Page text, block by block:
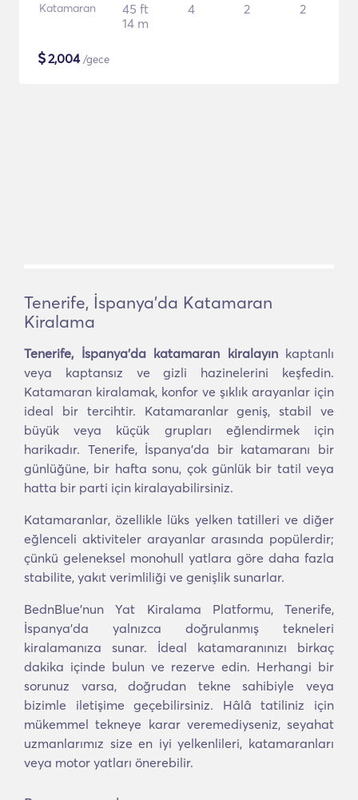
Katamaran
45 ft
14 m
4 2 2
$2,004/gece
Tenerife, İspanya'da Katamaran
Kiralama
Tenerife, İspanya'da katamaran kiralayınkaptanlı
veya kaptansız ve gizli hazinelerini keşfedin.
Katamaran kiralamak, konfor ve şıklık arayanlar için
ideal bir tercihtir. Katamaranlar geniş, stabil ve
büyük veya küçük grupları eğlendirmek için
harikadır. Tenerife, İspanya'da bir katamaranı bir
günlüğüne, bir hafta sonu, çok günlük bir tatil veya
hatta bir parti için kiralayabilirsiniz.
Katamaranlar, özellikle lüks yelken tatilleri ve diğer
eğlenceli aktiviteler arayanlar arasında popülerdir;
çünkü geleneksel monohull yatlara göre daha fazla
stabilite, yakıt verimliliği ve genişlik sunarlar.
BednBlue'nun Yat Kiralama Platformu, Tenerife,
İspanya'da yalnızca doğrulanmış tekneleri
kiralamanıza sunar. İdeal katamaranınızı birkaç
dakika içinde bulun ve rezerve edin. Herhangi bir
sorunuz varsa, doğrudan tekne sahibiyle veya
bizimle iletişime geçebilirsiniz. Hâlâ tatiliniz için
mükemmel tekneye karar veremediyseniz, seyahat
uzmanlarımız size en iyi yelkenlileri, katamaranları
veya motor yatları önerebilir.